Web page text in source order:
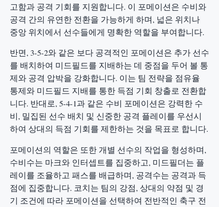
고함과 공격 기회를 지원합니다. 이 포메이션은 수비와
공격 간의 유연한 전환을 가능하게 하며, 넓은 위치나
중앙 위치에서 선수들에게 명확한 역할을 부여합니다.
반면, 3-5-2와 같은 보다 공격적인 포메이션은 추가 선수
를 배치하여 미드필드를 지배하는 데 중점을 두어 볼 통
제와 공격 압박을 강화합니다. 이는 팀 전략을 점유율
통제와 미드필드 지배를 통한 득점 기회 창출로 전환합
니다. 반대로, 5-4-1과 같은 수비 포메이션은 강력한 수
비, 밀집된 선수 배치 및 신중한 공격 플레이를 우선시
하여 상대의 득점 기회를 제한하는 것을 목표로 합니다.
포메이션의 역할은 또한 개별 선수의 작업을 형성하며,
수비수는 마크와 인터셉트를 집중하고, 미드필더는 플
레이를 조율하고 패스를 배급하며, 공격수는 공격과 득
점에 집중합니다. 코치는 팀의 강점, 상대의 약점 및 경
기 조건에 따라 포메이션을 선택하여 전반적인 축구 전